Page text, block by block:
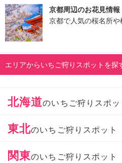
京都周辺のお花見情報
京都で人気の桜名所
エリアからいちご狩りスポットを探
北海道のいちご狩りスポッ
東北のいちご狩りスポット
関東のいちご狩りスポット